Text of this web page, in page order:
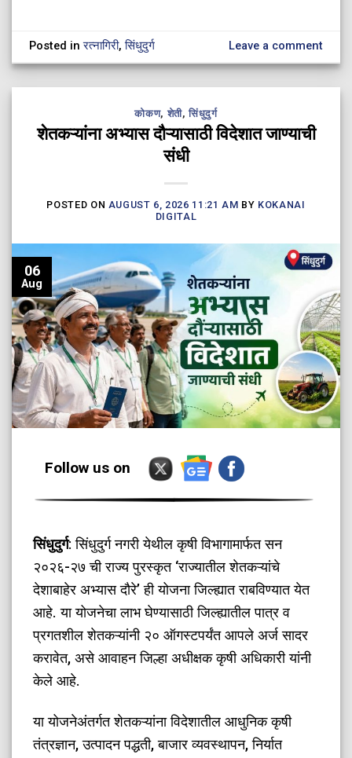
Posted inरत्नागिरी,सिंधुदुर्ग Leave a comment
कोकण, शेती,सिंधुदुर्ग
शेतकऱ्यांना अभ्यास दौऱ्यासाठी विदेशात जाण्याची
संधी
POSTED ON AUGUST 6, 2026 11:21 AM BY KOKANAI
DIGITAL
06
Aug
Follow us on
सिंधुदुर्ग: सिंधुदुर्ग नगरी येथील कृषी विभागामार्फत सन
२०२६-२७ ची राज्य पुरस्कृत ‘राज्यातील शेतकऱ्यांचे
देशाबाहेर अभ्यास दौरे’ ही योजना जिल्ह्यात राबविण्यात येत
आहे. या योजनेचा लाभ घेण्यासाठी जिल्ह्यातील पात्र व
प्रगतशील शेतकऱ्यांनी २० ऑगस्टपर्यंत आपले अर्ज सादर
करावेत, असे आवाहन जिल्हा अधीक्षक कृषी अधिकारी यांनी
केले आहे.
​या योजनेअंतर्गत शेतकऱ्यांना विदेशातील आधुनिक कृषी
तंत्रज्ञान, उत्पादन पद्धती, बाजार व्यवस्थापन, निर्यात